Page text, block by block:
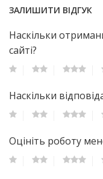
ЗАЛИШИТИ ВІДГУК
Наскільки
сайті?
Наскільки
Оцініть роботу